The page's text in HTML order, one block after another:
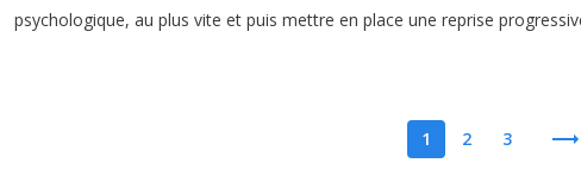
psychologique, au plus vite et puis mettre en place une reprise
1 2 3